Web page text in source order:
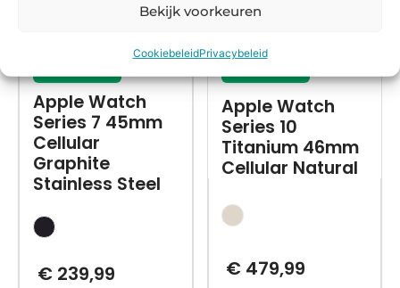
Bekijk voorkeuren
CookiebeleidPrivacybeleid
Apple Watch
Series 7 45mm
Cellular
Graphite
Stainless Steel
€239,99
Apple Watch
Series 10
Titanium 46mm
Cellular Natural
€ 479,99